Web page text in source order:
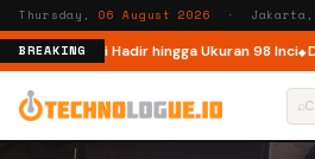
Thursday,06 August 2026 · Jakarta,
BREAKINGKini Hadir hingga Ukuran 98 Inci
⌕